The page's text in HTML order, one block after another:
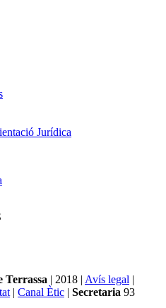
Jurídica
Terrassa | 2018 | Avís legal |
| Canal Ètic | Secretaria 93